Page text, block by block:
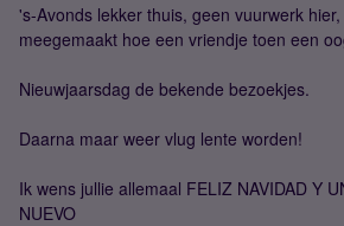
's-Avonds lekker thuis, geen vuurwerk
meegemaakt hoe een vriendje toen een
Nieuwjaarsdag de bekende bezoekjes.
Daarna maar weer vlug lente worden!
Ik wens jullie allemaal FELIZ NAVIDAD Y
NUEVO